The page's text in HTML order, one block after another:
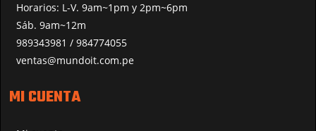
Horarios: L-V. 9am~1pm y 2pm~6pm
Sáb. 9am~12m
989343981 / 984774055
ventas@mundoit.com.pe
MI CUENTA